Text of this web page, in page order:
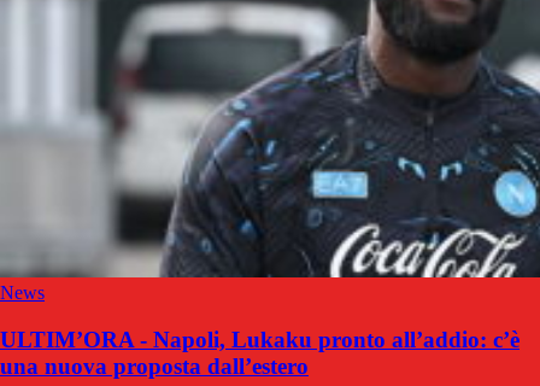
News
ULTIM’ORA - Napoli, Lukaku pronto all’addio: c’è
una nuova proposta dall’estero